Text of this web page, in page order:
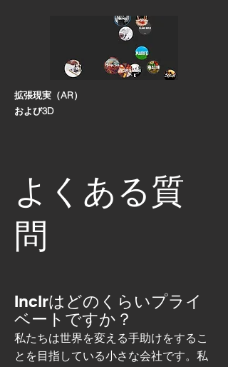
拡張現実（AR）
および3D
よくある質
問
Inclrはどのくらいプライ
ベートですか？
私たちは世界を変える手助けをするこ
とを目指している小さな会社です。私